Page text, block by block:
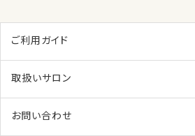
ご利用ガイド
取扱いサロン
お問い合わせ